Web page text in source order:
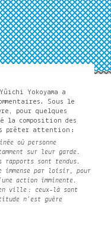
Yokoyama a
Sous le
pour quelques
la composition des
prêter attention :
où personne
sur leur garde.
sont tendus.
par loisir, pour
action imminente.
en ville : ceux-là sont
n’est guère